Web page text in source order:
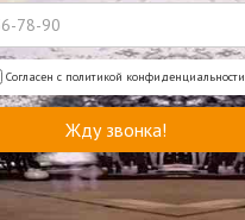
Согласен с политикой конфиденциальности